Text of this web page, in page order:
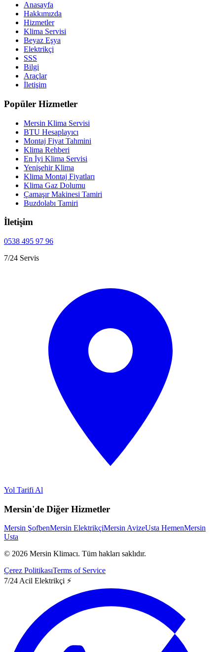
Anasayfa
Hakkımızda
Hizmetler
Klima Servisi
Beyaz Eşya
Elektrikçi
SSS
Bilgi
Araçlar
İletişim
Popüler Hizmetler
Mersin Klima Servisi
BTU Hesaplayıcı
Montaj Fiyat Tahmini
Klima Rehberi
En İyi Klima Servisi
Yenişehir Klima
Klima Montaj Fiyatları
Klima Gaz Dolumu
Çamaşır Makinesi Tamiri
Buzdolabı Tamiri
İletişim
0538 495 97 96
7/24 Servis
Yol Tarifi Al
Mersin'de Diğer Hizmetler
Mersin ŞofbenMersin ElektrikçiMersin AvizeUsta HemenMersin
Usta
© 2026 Mersin Klimacı. Tüm hakları saklıdır.
Çerez PolitikasıTerms of Service
7/24 Acil Elektrikçi ⚡